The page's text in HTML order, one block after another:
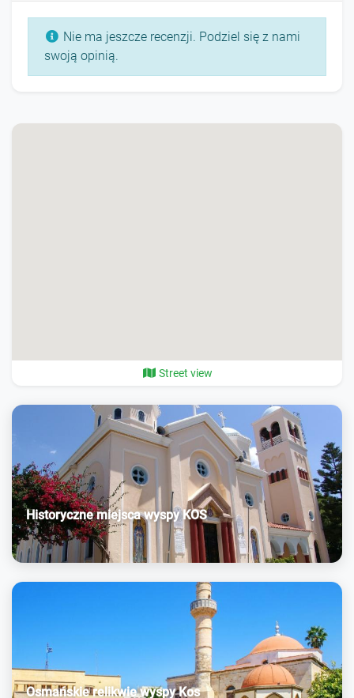
Nie ma jeszcze recenzji. Podziel się z nami
swoją opinią.
Street view
Historyczne miejsca wyspy KOS
Osmańskie relikwie wyspy Kos